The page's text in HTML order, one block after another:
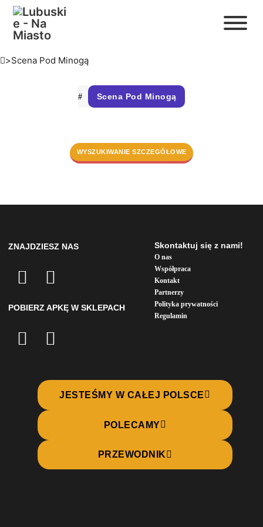
>Scena Pod Minogą
Scena Pod Minogą
WYSZUKIWANIE SZCZEGÓŁOWE
ZNAJDZIESZ NAS
POBIERZ APKĘ W SKLEPACH
JESTEŚMY W CAŁEJ POLSCE
POLECAMY
PRZEWODNIK
Skontaktuj się z nami!
O nas
Współpraca
Kontakt
Partnerzy
Polityka prywatności
Regulamin